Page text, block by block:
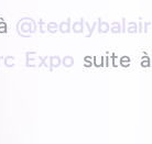
@teddybalair
Expo suite à